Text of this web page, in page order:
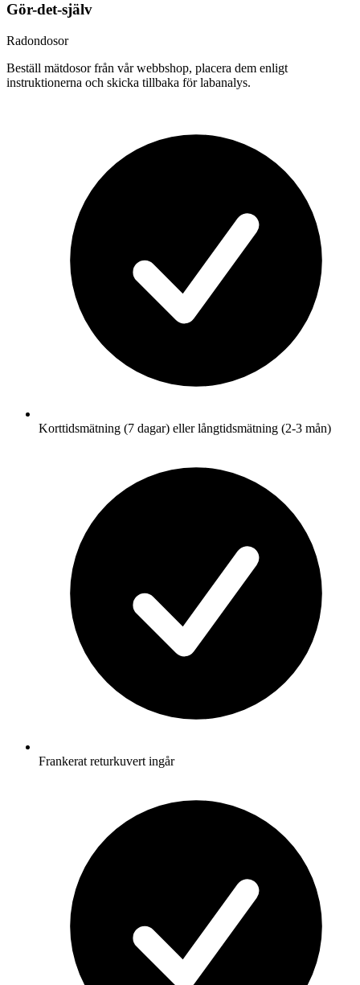
Gör-det-själv
Radondosor
Beställ mätdosor från vår webbshop, placera dem enligt
instruktionerna och skicka tillbaka för labanalys.
Korttidsmätning (7 dagar) eller långtidsmätning (2-3 mån)
Frankerat returkuvert ingår